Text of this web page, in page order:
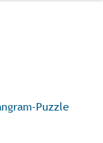
Puzzle